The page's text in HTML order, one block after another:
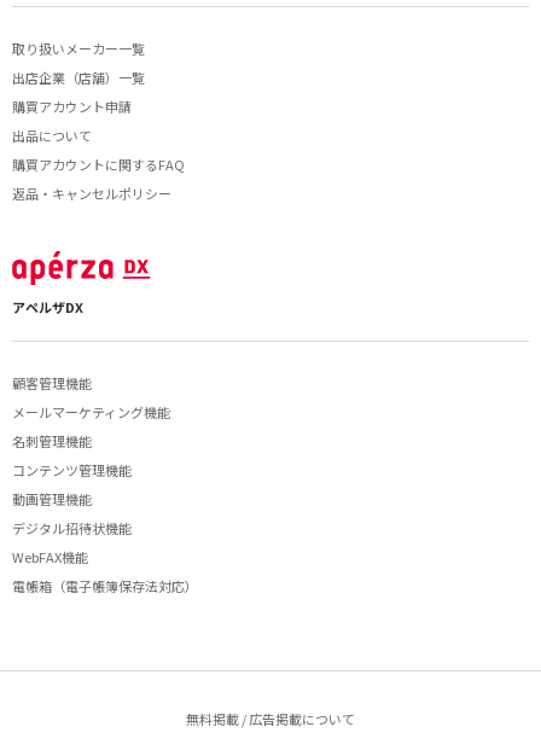
取り扱いメーカー一覧
出店企業（店舗）一覧
購買アカウント申請
出品について
購買アカウントに関するFAQ
返品・キャンセルポリシー
アペルザDX
顧客管理機能
メールマーケティング機能
名刺管理機能
コンテンツ管理機能
動画管理機能
デジタル招待状機能
WebFAX機能
電帳箱（電子帳簿保存法対応）
無料掲載 / 広告掲載について